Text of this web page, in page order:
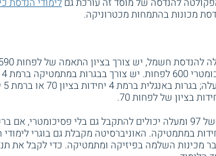
מכונות בהתמחות מכטרוניקה.
מכינות השלמה בפיזיקה ומתמטיקה. כדי לקבל את